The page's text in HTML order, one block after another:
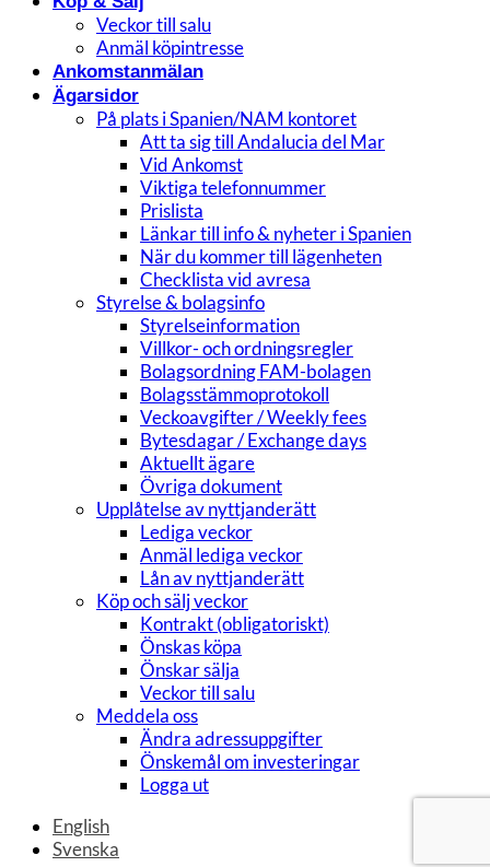
Veckor till salu
Anmäl köpintresse
Ankomstanmälan
Ägarsidor
På plats i Spanien/NAM kontoret
Att ta sig till Andalucia del Mar
Vid Ankomst
Viktiga telefonnummer
Prislista
Länkar till info & nyheter i Spanien
När du kommer till lägenheten
Checklista vid avresa
Styrelse & bolagsinfo
Styrelseinformation
Villkor- och ordningsregler
Bolagsordning FAM-bolagen
Bolagsstämmoprotokoll
Veckoavgifter / Weekly fees
Bytesdagar / Exchange days
Aktuellt ägare
Övriga dokument
Upplåtelse av nyttjanderätt
Lediga veckor
Anmäl lediga veckor
Lån av nyttjanderätt
Köp och sälj veckor
Kontrakt (obligatoriskt)
Önskas köpa
Önskar sälja
Veckor till salu
Meddela oss
Ändra adressuppgifter
Önskemål om investeringar
Logga ut
English
Svenska